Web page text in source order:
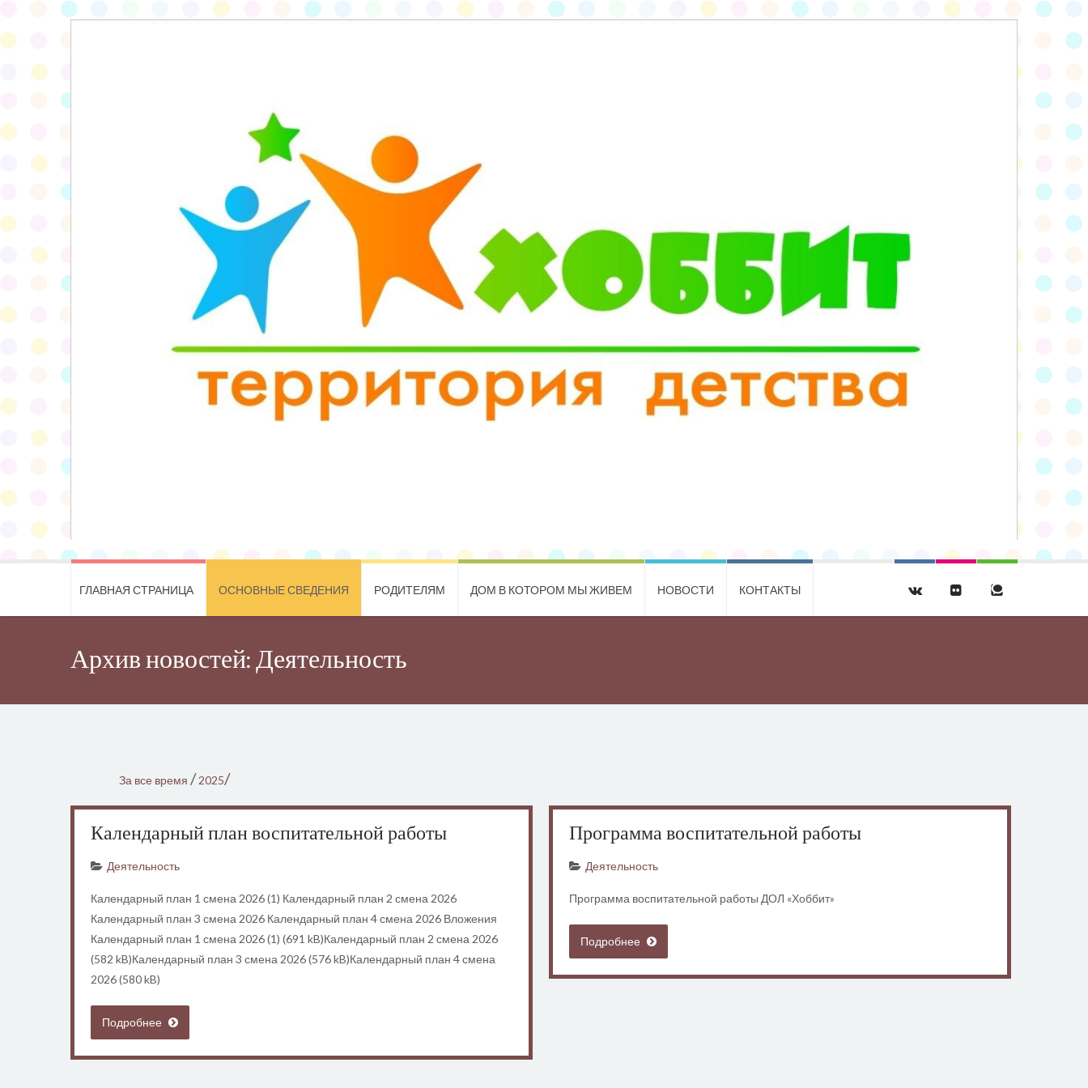
ГЛАВНАЯ СТРАНИЦА ОСНОВНЫЕ СВЕДЕНИЯ РОДИТЕЛЯМ ДОМ В КОТОРОМ МЫ ЖИВЕМ НОВОСТИ КОНТАКТЫ
Архив новостей: Деятельность
За все время / 2025/
Календарный план воспитательной работы
Деятельность
Календарный план 1 смена 2026 (1) Календарный план 2 смена 2026
Календарный план 3 смена 2026 Календарный план 4 смена 2026 Вложения
Календарный план 1 смена 2026 (1) (691 kB)Календарный план 2 смена 2026
(582 kB)Календарный план 3 смена 2026 (576 kB)Календарный план 4 смена
2026 (580 kB)
Подробнее
Программа воспитательной работы
Деятельность
Программа воспитательной работы ДОЛ «Хоббит»
Подробнее